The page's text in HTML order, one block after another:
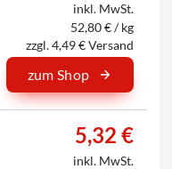
inkl. MwSt.
52,80 € / kg
zzgl. 4,49 € Versand
zum Shop
5,32 €
inkl. MwSt.